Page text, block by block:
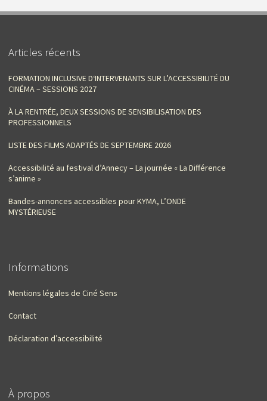
Articles récents
FORMATION INCLUSIVE D‘INTERVENANTS SUR L’ACCESSIBILITÉ DU
CINÉMA – SESSIONS 2027
À LA RENTRÉE, DEUX SESSIONS DE SENSIBILISATION DES
PROFESSIONNELS
LISTE DES FILMS ADAPTÉS DE SEPTEMBRE 2026
Accessibilité au festival d’Annecy – La journée « La Différence
s’anime »
Bandes-annonces accessibles pour KYMA, L’ONDE
MYSTÉRIEUSE
Informations
Mentions légales de Ciné Sens
Contact
Déclaration d’accessibilité
À propos